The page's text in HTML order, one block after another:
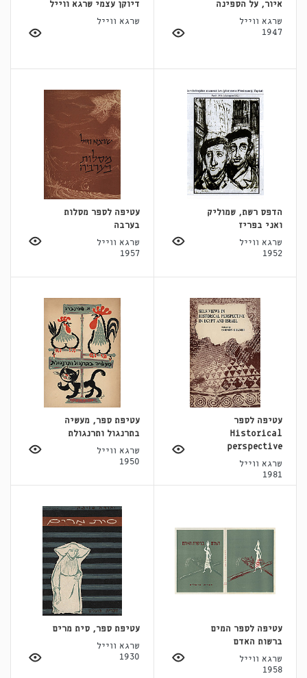
איור, על הספינה
שרגא ווייל
1947
דיוקן עצמי שרגא ווייל
שרגא ווייל
הדפס רשת, שמוליק
ואני בפריז
שרגא ווייל
1952
עטיפה לספר מסלות
בערבה
שרגא ווייל
1957
עטיפה לספר
Historical
perspective
שרגא ווייל
1981
עטיפת ספר, מעשיה
בתרנגול ותרנגולת
שרגא ווייל
1950
עטיפה לספר המים
ברשות האדם
שרגא ווייל
1958
עטיפת ספר, סית מרים
שרגא ווייל
1930